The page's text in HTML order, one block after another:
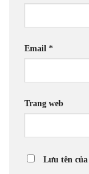
Email *
Trang web
Lưu tên